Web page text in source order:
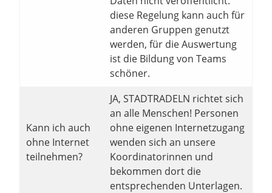
diese Regelung kann auch für
anderen Gruppen genutzt
werden, für die Auswertung
ist die Bildung von Teams
schöner.
Kann ich auch
ohne Internet
teilnehmen?
JA, STADTRADELN richtet sich
an alle Menschen! Personen
ohne eigenen Internetzugang
wenden sich an unsere
Koordinatorinnen und
bekommen dort die
entsprechenden Unterlagen.